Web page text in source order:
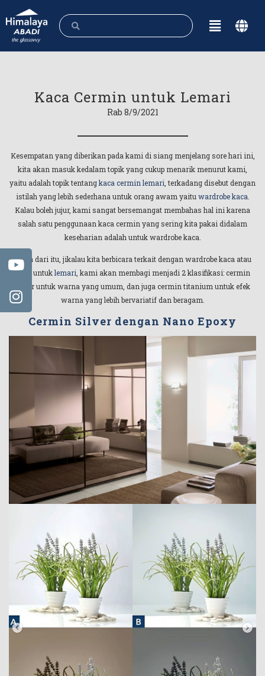
Kaca Cermin untuk Lemari
Rab 8/9/2021
Kesempatan yang diberikan pada kami di siang menjelang sore hari ini,
kita akan masuk kedalam topik yang cukup menarik menurut kami,
yaitu adalah topik tentangkaca cermin lemari , terkadang disebut dengan
istilah yang lebih sederhana untuk orang awam yaitu wardrobe kaca
Kalau boleh jujur, kami sangat bersemangat membahas hal ini karena
salah satu penggunaan kaca cermin yang sering kita pakai didalam
keseharian adalah untuk wardrobe kaca.
Maka dari itu, jikalau kita berbicara terkait dengan wardrobe kaca atau
kaca untuklemari, kami akan membagi menjadi 2 klasifikasi: cermin
silver untuk warna yang umum, dan juga cermin titanium untuk efek
warna yang lebih bervariatif dan beragam.
Cermin Silver dengan Nano Epoxy